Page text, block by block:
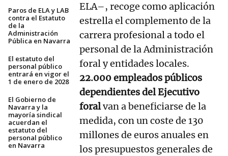
Paros de ELA y LAB
contra el Estatuto
de la
Administración
Pública en Navarra
El estatuto del
personal público
entrará en vigor el
1 de enero de 2028
El Gobierno de
Navarra y la
mayoría sindical
acuerdan el
estatuto del
personal público
en Navarra
ELA–, recoge como aplicación
estrella el complemento de la
carrera profesional a todo el
personal de la Administración
foral y entidades locales.
22.000 empleados públicos
dependientes del Ejecutivo
foralvan a beneficiarse de la
medida, con un coste de 130
millones de euros anuales en
los presupuestos generales de